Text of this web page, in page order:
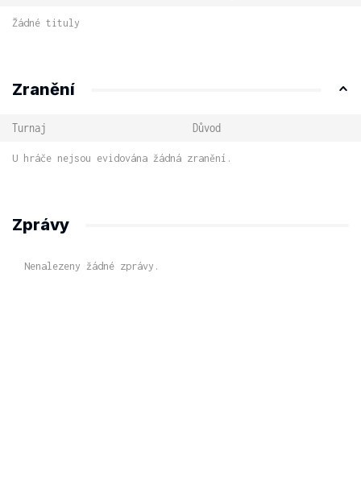
Žádné tituly
Zranění
Turnaj Důvod
U hráče nejsou evidována žádná zranění.
Zprávy
Nenalezeny žádné zprávy.